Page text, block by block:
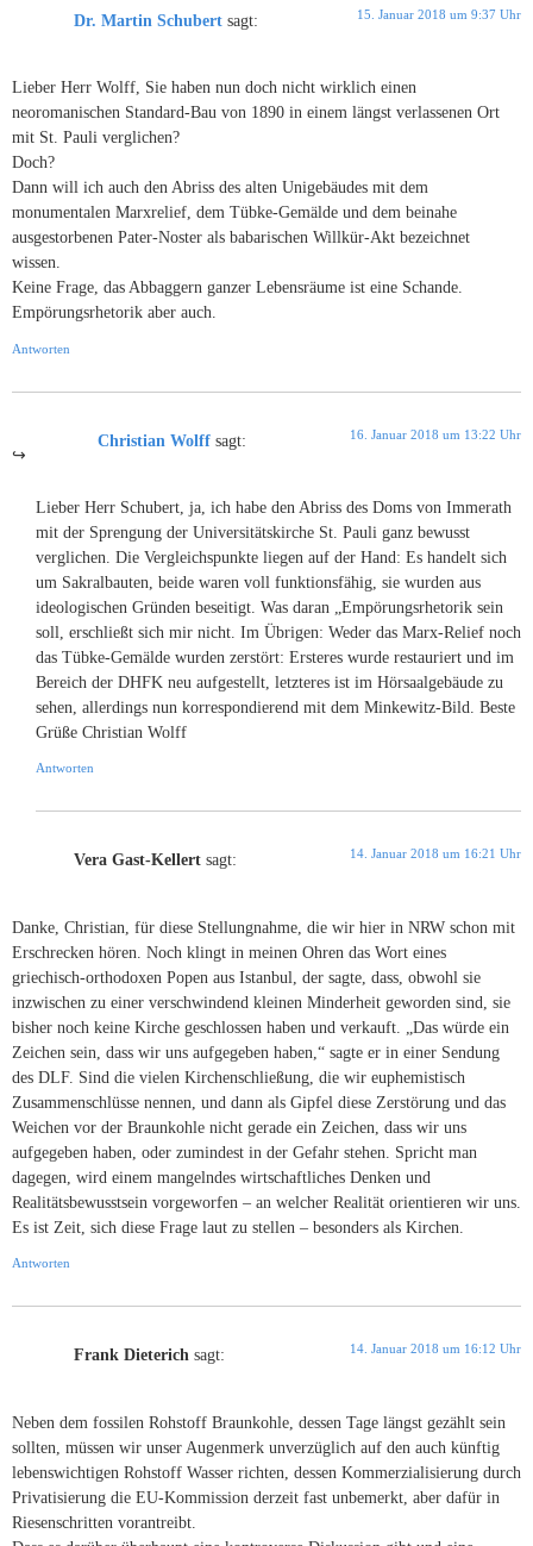
Dr. Martin Schubert sagt: 15. Januar 2018 um 9:37 Uhr
Lieber Herr Wolff, Sie haben nun doch nicht wirklich einen
neoromanischen Standard-Bau von 1890 in einem längst verlassenen Ort
mit St. Pauli verglichen?
Doch?
Dann will ich auch den Abriss des alten Unigebäudes mit dem
monumentalen Marxrelief, dem Tübke-Gemälde und dem beinahe
ausgestorbenen Pater-Noster als babarischen Willkür-Akt bezeichnet
wissen.
Keine Frage, das Abbaggern ganzer Lebensräume ist eine Schande.
Empörungsrhetorik aber auch.
Antworten
Christian Wolff sagt: 16. Januar 2018 um 13:22 Uhr
Lieber Herr Schubert, ja, ich habe den Abriss des Doms von Immerath
mit der Sprengung der Universitätskirche St. Pauli ganz bewusst
verglichen. Die Vergleichspunkte liegen auf der Hand: Es handelt sich
um Sakralbauten, beide waren voll funktionsfähig, sie wurden aus
ideologischen Gründen beseitigt. Was daran „Empörungsrhetorik sein
soll, erschließt sich mir nicht. Im Übrigen: Weder das Marx-Relief noch
das Tübke-Gemälde wurden zerstört: Ersteres wurde restauriert und im
Bereich der DHFK neu aufgestellt, letzteres ist im Hörsaalgebäude zu
sehen, allerdings nun korrespondierend mit dem Minkewitz-Bild. Beste
Grüße Christian Wolff
Antworten
Vera Gast-Kellert sagt: 14. Januar 2018 um 16:21 Uhr
Danke, Christian, für diese Stellungnahme, die wir hier in NRW schon mit
Erschrecken hören. Noch klingt in meinen Ohren das Wort eines
griechisch-orthodoxen Popen aus Istanbul, der sagte, dass, obwohl sie
inzwischen zu einer verschwindend kleinen Minderheit geworden sind, sie
bisher noch keine Kirche geschlossen haben und verkauft. „Das würde ein
Zeichen sein, dass wir uns aufgegeben haben,“ sagte er in einer Sendung
des DLF. Sind die vielen Kirchenschließung, die wir euphemistisch
Zusammenschlüsse nennen, und dann als Gipfel diese Zerstörung und das
Weichen vor der Braunkohle nicht gerade ein Zeichen, dass wir uns
aufgegeben haben, oder zumindest in der Gefahr stehen. Spricht man
dagegen, wird einem mangelndes wirtschaftliches Denken und
Realitätsbewusstsein vorgeworfen – an welcher Realität orientieren wir uns.
Es ist Zeit, sich diese Frage laut zu stellen – besonders als Kirchen.
Antworten
Frank Dieterich sagt: 14. Januar 2018 um 16:12 Uhr
Neben dem fossilen Rohstoff Braunkohle, dessen Tage längst gezählt sein
sollten, müssen wir unser Augenmerk unverzüglich auf den auch künftig
lebenswichtigen Rohstoff Wasser richten, dessen Kommerzialisierung durch
Privatisierung die EU-Kommission derzeit fast unbemerkt, aber dafür in
Riesenschritten vorantreibt.